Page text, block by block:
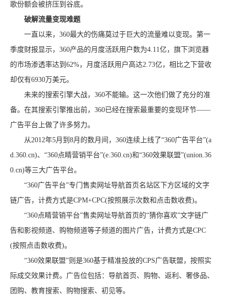
歌份额会被挤压到谷底。
破解流量变现难题
一直以来，360最大的伤痛莫过于巨大的流量难以变现。第一
季度财报显示，360产品的月度活跃用户数为4.11亿，旗下浏览器
的市场渗透率达到62%，月度活跃用户高达2.73亿，相比之下营收
却仅有6930万美元。
未来的搜索引擎大战，360不能输。这一次他们做了充分的准
备。在其搜索引擎推出前，360已经在搜索最重要的变现环节——
广告平台上做了许多努力。
从2012年5月到8月的数月间，360连续上线了“360广告平台”(a
d.360.cn)、“360点睛营销平台”(e.360.cn)和“360效果联盟”(union.36
0.cn)等三大广告平台。
“360广告平台”专门售卖网址导航首页名站区下方区域的文字
链广告，计费方式是CPM+CPC(按照展示次数和点击数收费)。
“360点睛营销平台”售卖网址导航首页的“猜你喜欢”文字链广
告和影视频道、购物频道等子频道的图片广告，计费方式是CPC
(按照点击数收费)。
“360效果联盟”则是360基于精准投放的CPS广告联盟，按照实
际成交效果计费。广告位包括：导航首页、购物、返利、奢侈品、
团购、教育搜索、购物搜索、初见等。